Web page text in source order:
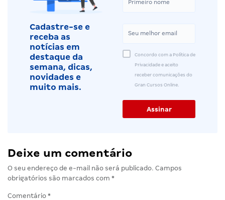
Cadastre-se e
receba as
notícias em
destaque da
semana, dicas,
novidades e
muito mais.
Concordo com a Política de
Privacidade e aceito
receber comunicações do
Gran Cursos Online.
Deixe um comentário
O seu endereço de e-mail não será publicado. Campos
obrigatórios são marcados com *
Comentário *